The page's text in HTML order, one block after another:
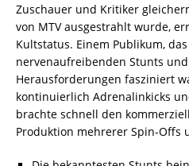
Zuschauer und Kritiker
von MTV ausgestrahlt wurde,
Kultstatus. Einem Publikum,
nervenaufreibenden Stunts
Herausforderungen fasziniert
kontinuierlich Adrenalinkicks
brachte schnell den
Produktion mehrerer Spin-Offs